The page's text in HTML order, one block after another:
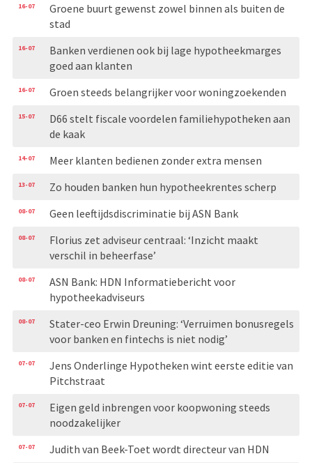
16-07
Groene buurt gewenst zowel binnen als buiten de
stad
16-07
Banken verdienen ook bij lage hypotheekmarges
goed aan klanten
16-07 Groen steeds belangrijker voor woningzoekenden
15-07
D66 stelt fiscale voordelen familiehypotheken aan
de kaak
14-07 Meer klanten bedienen zonder extra mensen
13-07 Zo houden banken hun hypotheekrentes scherp
08-07 Geen leeftijdsdiscriminatie bij ASN Bank
08-07
Florius zet adviseur centraal: ‘Inzicht maakt
verschil in beheerfase’
08-07
ASN Bank: HDN Informatiebericht voor
hypotheekadviseurs
08-07
Stater-ceo Erwin Dreuning: ‘Verruimen bonusregels
voor banken en fintechs is niet nodig’
07-07
Jens Onderlinge Hypotheken wint eerste editie van
Pitchstraat
07-07
Eigen geld inbrengen voor koopwoning steeds
noodzakelijker
07-07 Judith van Beek-Toet wordt directeur van HDN